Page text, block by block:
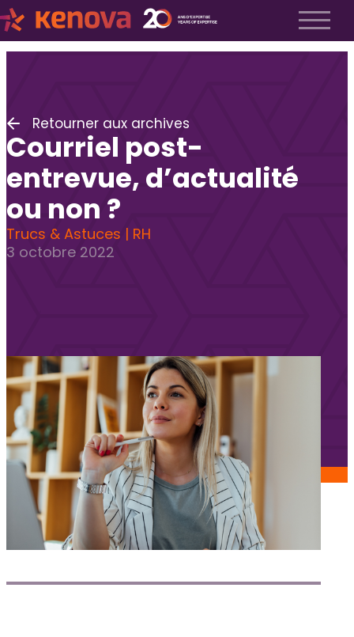
Notre équipe
Espace Kenova
Liste Métiers
Employeurs
Notre approche
Recrutement exécutif
Recrutement TI
Services aux candidats
Offres d’emploi
FAQ candidats
Blogue
Nous joindre
Soumettre un poste
Espace Kenova
Retourner aux archives
Courriel post-
entrevue, d’actualité
ou non ?
Trucs & Astuces | RH
3 octobre 2022